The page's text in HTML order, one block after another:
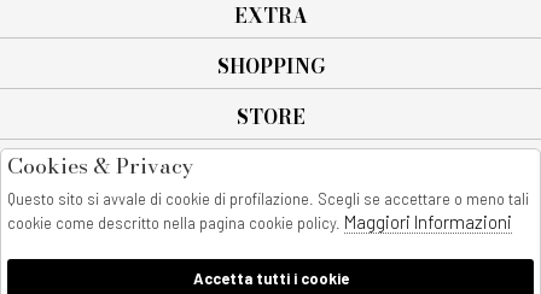
EXTRA
SHOPPING
STORE
All rights reserved - © Copyright 2026
AnyAnyluxury srl - Sede Legale: Corso Vittorio Emanuele 90/A - 80053
castellammare di stabia - Italia
Cookies & Privacy
Questo sito si avvale di cookie di profilazione. Scegli se accettare o meno tali
cookie come descritto nella pagina cookie policy. Maggiori Informazioni
Accetta tutti i cookie